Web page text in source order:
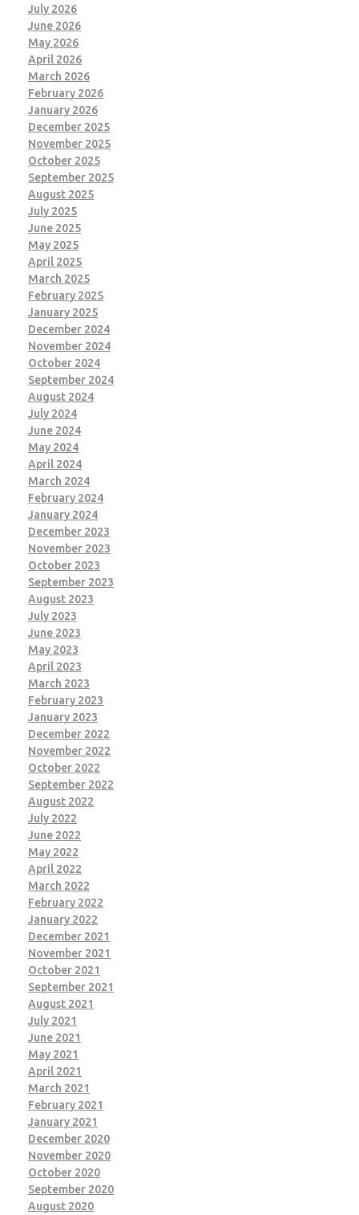
July 2026
June 2026
May 2026
April 2026
March 2026
February 2026
January 2026
December 2025
November 2025
October 2025
September 2025
August 2025
July 2025
June 2025
May 2025
April 2025
March 2025
February 2025
January 2025
December 2024
November 2024
October 2024
September 2024
August 2024
July 2024
June 2024
May 2024
April 2024
March 2024
February 2024
January 2024
December 2023
November 2023
October 2023
September 2023
August 2023
July 2023
June 2023
May 2023
April 2023
March 2023
February 2023
January 2023
December 2022
November 2022
October 2022
September 2022
August 2022
July 2022
June 2022
May 2022
April 2022
March 2022
February 2022
January 2022
December 2021
November 2021
October 2021
September 2021
August 2021
July 2021
June 2021
May 2021
April 2021
March 2021
February 2021
January 2021
December 2020
November 2020
October 2020
September 2020
August 2020